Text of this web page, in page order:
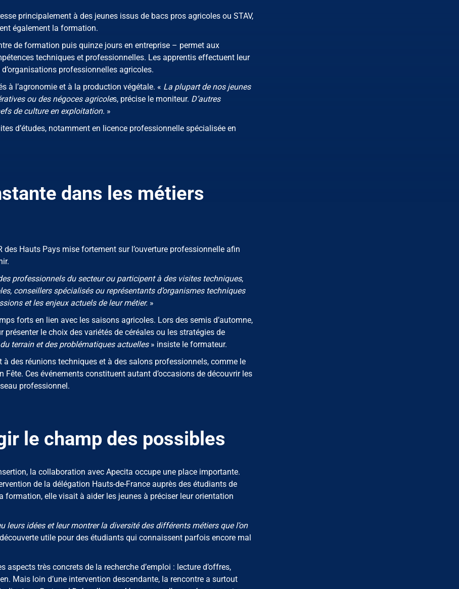
principalement à des jeunes issus de bacs pros agricoles ou STAV,
également la formation.
de formation puis quinze jours en entreprise – permet aux
techniques et professionnelles. Les apprentis effectuent leur
professionnelles agricoles.
à l’agronomie et à la production végétale. « La plupart de nos jeunes
ou des négoces agricoles, précise le moniteur. D’autres
de culture en exploitation. »
d’études, notamment en licence professionnelle spécialisée en
dans les métiers
Hauts Pays mise fortement sur l’ouverture professionnelle afin
professionnels du secteur ou participent à des visites techniques,
conseillers spécialisés ou représentants d’organismes techniques
et les enjeux actuels de leur métier. »
forts en lien avec les saisons agricoles. Lors des semis d’automne,
le choix des variétés de céréales ou les stratégies de
terrain et des problématiques actuelles» insiste le formateur.
des réunions techniques et à des salons professionnels, comme le
Fête. Ces événements constituent autant d’occasions de découvrir les
professionnel.
le champ des possibles
la collaboration avec Apecita occupe une place importante.
de la délégation Hauts-de-France auprès des étudiants de
formation, elle visait à aider les jeunes à préciser leur orientation
leurs idées et leur montrer la diversité des différents métiers que l’on
utile pour des étudiants qui connaissent parfois encore mal
aspects très concrets de la recherche d’emploi : lecture d’offres,
Mais loin d’une intervention descendante, la rencontre a surtout